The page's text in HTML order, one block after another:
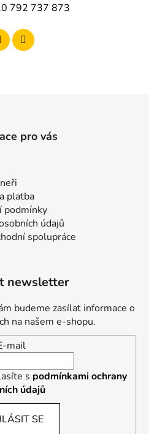
792 737 873
pro vás
platba
podmínky
údajů
spolupráce
newsletter
budeme zasílat informace o
na našem e-shopu.
mail
s podmínkami ochrany
údajů
SE